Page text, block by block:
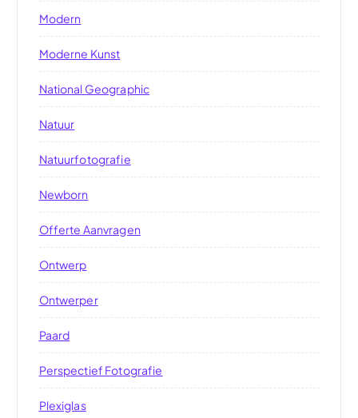
Modern
Moderne Kunst
National Geographic
Natuur
Natuurfotografie
Newborn
Offerte Aanvragen
Ontwerp
Ontwerper
Paard
Perspectief Fotografie
Plexiglas